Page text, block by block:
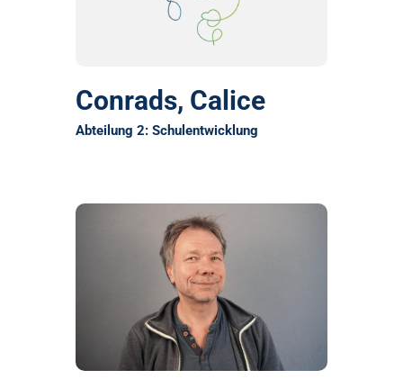
Conrads, Calice
Abteilung 2: Schulentwicklung